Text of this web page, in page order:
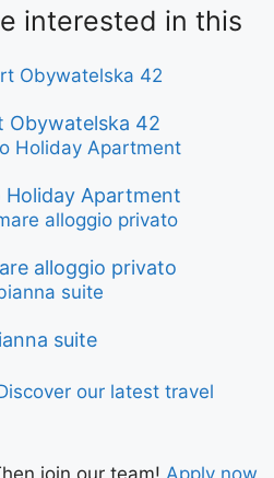
interested in this
Obywatelska 42
Holiday Apartment
alloggio privato
suite
our latest travel